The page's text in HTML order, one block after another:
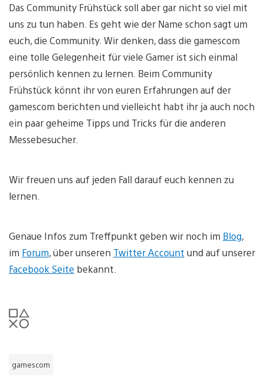
Das Community Frühstück soll aber gar nicht so viel mit
uns zu tun haben. Es geht wie der Name schon sagt um
euch, die Community. Wir denken, dass die gamescom
eine tolle Gelegenheit für viele Gamer ist sich einmal
persönlich kennen zu lernen. Beim Community
Frühstück könnt ihr von euren Erfahrungen auf der
gamescom berichten und vielleicht habt ihr ja auch noch
ein paar geheime Tipps und Tricks für die anderen
Messebesucher.
Wir freuen uns auf jeden Fall darauf euch kennen zu
lernen.
Genaue Infos zum Treffpunkt geben wir noch im Blog,
im Forum, über unseren Twitter Account und auf unserer
Facebook Seite bekannt.
gamescom